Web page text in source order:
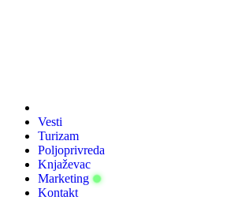
Vesti
Turizam
Poljoprivreda
Knjaževac
Marketing
Kontakt